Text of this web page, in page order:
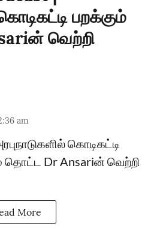
பறக்கும்
வெற்றி
am
கொடிகட்டி
தொட்ட Dr Ansariன் வெற்றி
More